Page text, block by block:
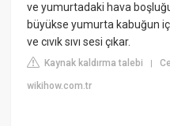
ve yumurtadaki hava
büyükse yumurta kabuğun
ve cıvık sıvı sesi çıkar.
Kaynak kaldırma talebi |
wikihow.com.tr